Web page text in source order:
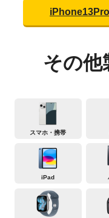
その他
スマホ・携帯
iPad